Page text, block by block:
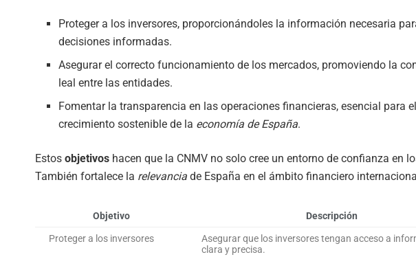
Proteger a los inversores, proporcionándoles la información necesaria
decisiones informadas.
Asegurar el correcto funcionamiento de los mercados, promoviendo la
leal entre las entidades.
Fomentar la transparencia en las operaciones financieras, esencial para el
crecimiento sostenible de la economía de España.
Estos objetivos hacen que la CNMV no solo cree un entorno de confianza en
También fortalece la relevancia de España en el ámbito financiero
Objetivo Descripción
Proteger a los inversores
Asegurar que los inversores tengan acceso a
clara y precisa.